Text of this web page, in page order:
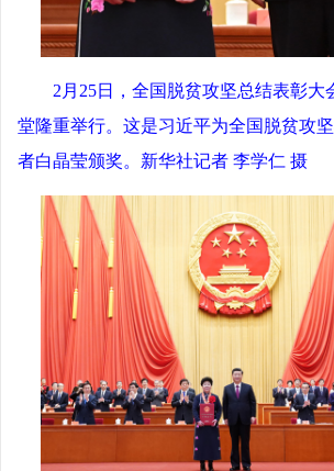
2月25日，全国脱贫攻坚总结表彰大
堂隆重举行。这是习近平为全国脱贫攻
者白晶莹颁奖。新华社记者 李学仁 摄